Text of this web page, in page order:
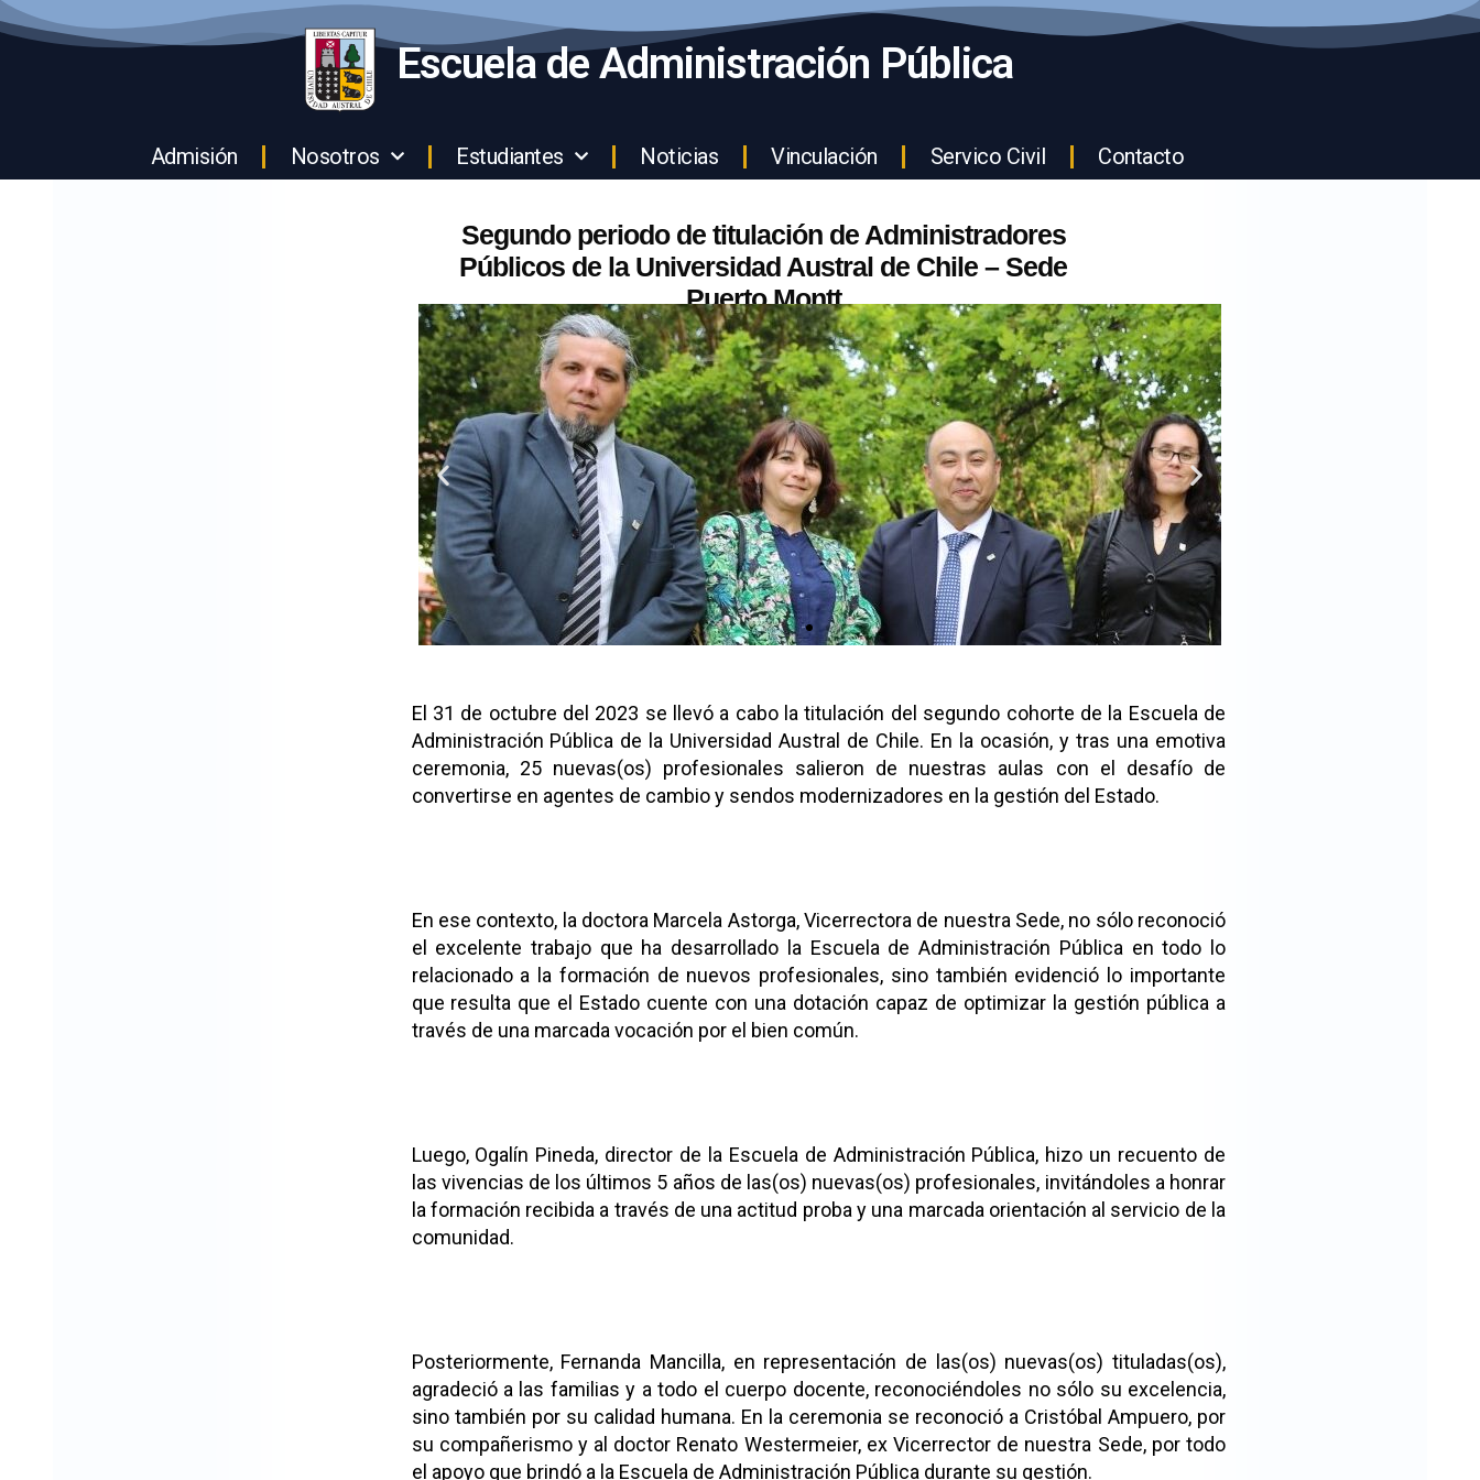
Escuela de Administración Pública
Admisión Nosotros Estudiantes Noticias Vinculación Servico Civil Contacto
Segundo periodo de titulación de Administradores
Públicos de la Universidad Austral de Chile – Sede
Puerto Montt
Diapositiva
anterior
Diapositiva
siguiente
El 31 de octubre del 2023 se llevó a cabo la titulación del segundo cohorte de la Escuela de
Administración Pública de la Universidad Austral de Chile. En la ocasión, y tras una emotiva
ceremonia, 25 nuevas(os) profesionales salieron de nuestras aulas con el desafío de
convertirse en agentes de cambio y sendos modernizadores en la gestión del Estado.
En ese contexto, la doctora Marcela Astorga, Vicerrectora de nuestra Sede, no sólo reconoció
el excelente trabajo que ha desarrollado la Escuela de Administración Pública en todo lo
relacionado a la formación de nuevos profesionales, sino también evidenció lo importante
que resulta que el Estado cuente con una dotación capaz de optimizar la gestión pública a
través de una marcada vocación por el bien común.
Luego, Ogalín Pineda, director de la Escuela de Administración Pública, hizo un recuento de
las vivencias de los últimos 5 años de las(os) nuevas(os) profesionales, invitándoles a honrar
la formación recibida a través de una actitud proba y una marcada orientación al servicio de la
comunidad.
Posteriormente, Fernanda Mancilla, en representación de las(os) nuevas(os) tituladas(os),
agradeció a las familias y a todo el cuerpo docente, reconociéndoles no sólo su excelencia,
sino también por su calidad humana. En la ceremonia se reconoció a Cristóbal Ampuero, por
su compañerismo y al doctor Renato Westermeier, ex Vicerrector de nuestra Sede, por todo
el apoyo que brindó a la Escuela de Administración Pública durante su gestión.